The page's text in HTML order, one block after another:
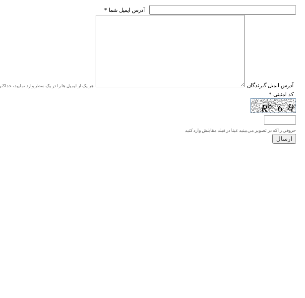
* آدرس ايميل شما
* آدرس ايميل گيرندگان هر یک از ایمیل ها را در یک سطر وارد نمایید، حداکثر ۲۰ آدرس
* کد امنیتی
حروفي را كه در تصوير مي‌بينيد عينا در فيلد مقابلش وارد كنيد